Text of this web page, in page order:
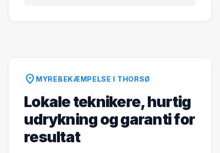
location_on MYREBEKÆMPELSE I THORSØ
Lokale teknikere, hurtig
udrykning og garanti for
resultat